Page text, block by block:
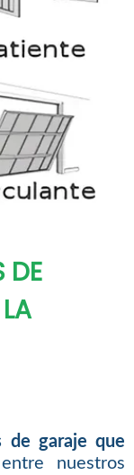
DE
de garaje que
nuestros